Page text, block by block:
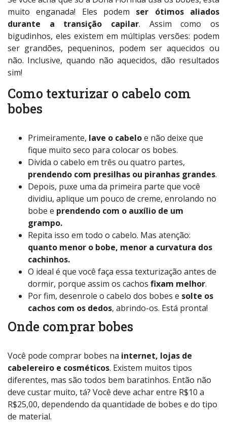
muito enganada! Eles podem ser ótimos aliados
durante a transição capilar. Assim como os
bigudinhos, eles existem em múltiplas versões: podem
ser grandões, pequeninos, podem ser aquecidos ou
não. Inclusive, quando não aquecidos, dão resultados
sim!
Como texturizar o cabelo com
bobes
Primeiramente, lave o cabeloe não deixe que
fique muito seco para colocar os bobes.
Divida o cabelo em três ou quatro partes,
prendendo com presilhas ou piranhas grandes.
Depois, puxe uma da primeira parte que você
dividiu, aplique um pouco de creme, enrolando no
bobe e prendendo com o auxílio de um
grampo.
Repita isso em todo o cabelo. Mas atenção:
quanto menor o bobe, menor a curvatura dos
cachinhos.
O ideal é que você faça essa texturização antes de
dormir, porque assim os cachos fixam melhor.
Por fim, desenrole o cabelo dos bobes e solte os
cachos com os dedos, abrindo-os. Está pronta!
Onde comprar bobes
Você pode comprar bobes na internet, lojas de
cabelereiro e cosméticos. Existem muitos tipos
diferentes, mas são todos bem baratinhos. Então não
deve custar muito, tá? Você deve achar entre R$10 a
R$25,00, dependendo da quantidade de bobes e do tipo
de material.